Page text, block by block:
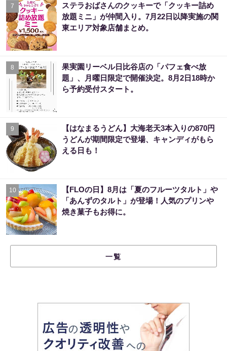
7
ステラおばさんのクッキーで「クッキー詰め
放題ミニ」が仲間入り。7月22日以降実施の関
東エリア対象店舗まとめ。
8
果実園リーベル日比谷店の「パフェ食べ放
題」、月曜日限定で開催決定。8月2日18時か
ら予約受付スタート。
9
【はなまるうどん】大海老天3本入りの870円
うどんが期間限定で登場、キャンディがもら
える日も！
10
【FLOの日】8月は「夏のフルーツタルト」や
「あんずのタルト」が登場！人気のプリンや
焼き菓子もお得に。
一覧